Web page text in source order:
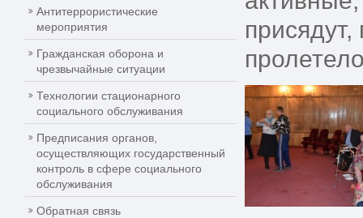
Антитеррористические
мероприятия
Гражданская оборона и
чрезвычайные ситуации
Технологии стационарного
социального обслуживания
Предписания органов,
осуществляющих государственный
контроль в сфере социального
обслуживания
Обратная связь